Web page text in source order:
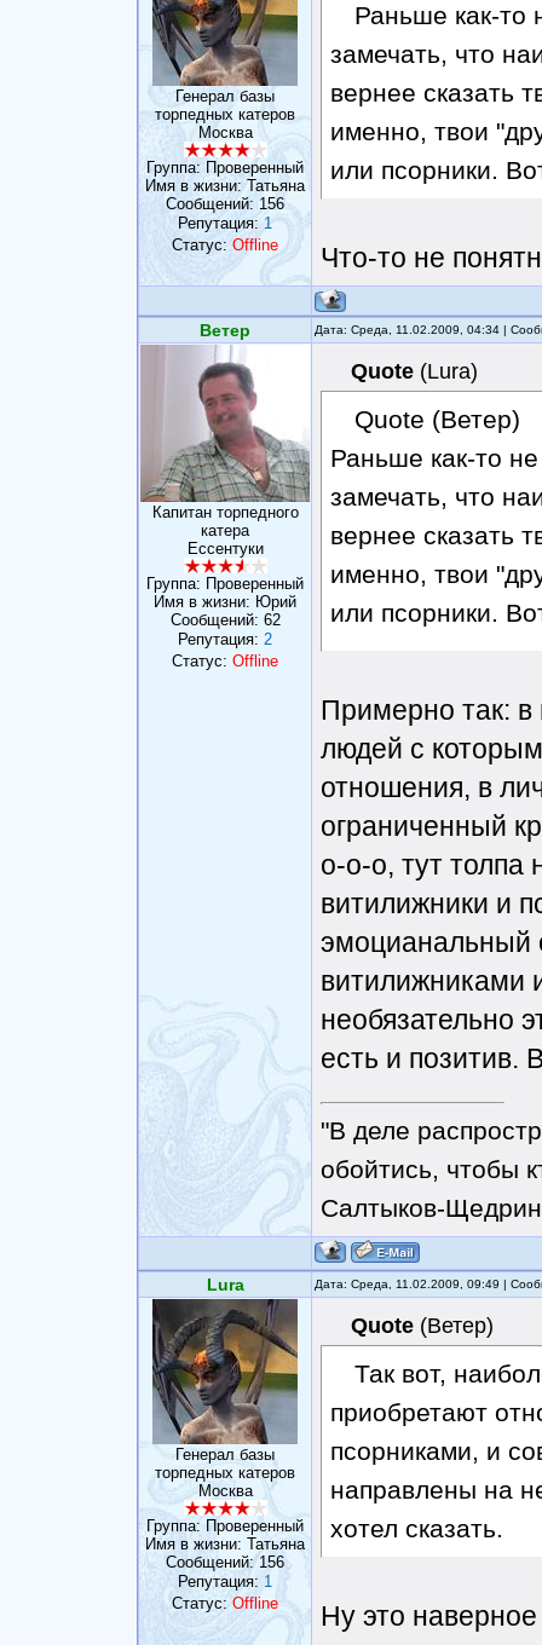
Генерал базы
торпедных катеров
Москва
Группа: Проверенный
Имя в жизни: Татьяна
Сообщений: 156
Репутация: 1
Статус: Offline
Раньше как-то
замечать, что
вернее сказать
именно, твои
или псорники.
Что-то не
Ветер Дата: Среда, 11.02.2009, 04:34 |
Капитан торпедного
катера
Ессентуки
Группа: Проверенный
Имя в жизни: Юрий
Сообщений: 62
Репутация: 2
Статус: Offline
Quote (Lura)
Quote (Ветер)
Раньше как-то
замечать, что
вернее сказать
именно, твои
или псорники.
Примерно так: в
людей с
отношения, в
ограниченный
о-о-о, тут толпа
витилижники и
эмоцианальный
витилижниками
необязательно
есть и позитив.
"В деле
обойтись, чтобы
Салтыков-
Lura Дата: Среда, 11.02.2009, 09:49 |
Генерал базы
торпедных катеров
Москва
Группа: Проверенный
Имя в жизни: Татьяна
Сообщений:156
Репутация: 1
Статус: Offline
Quote (Ветер)
Так вот,
приобретают
псорниками, и
направлены на
хотел сказать.
Ну это